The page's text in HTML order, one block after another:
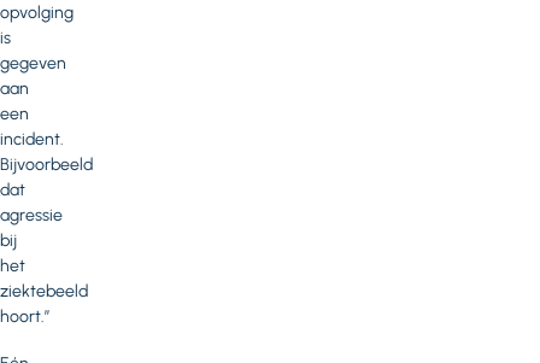
opvolging
is
gegeven
aan
een
incident.
Bijvoorbeeld
dat
agressie
bij
het
ziektebeeld
hoort.”